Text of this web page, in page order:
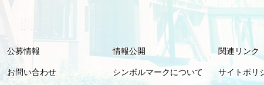
公募情報 情報公開 関連リンク
お問い合わせ シンボルマークについて サイトポリ